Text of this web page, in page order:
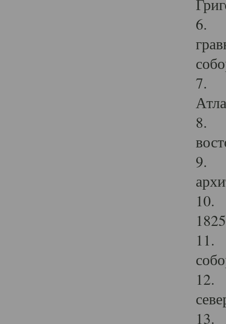
6.
7.
8.
9.
10.
11.
12.
13.